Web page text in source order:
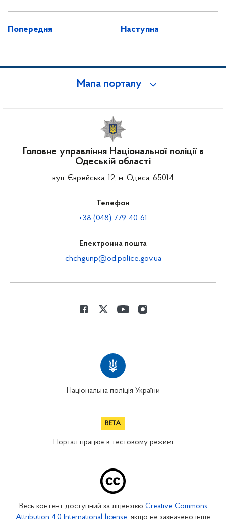
Попередня Наступна
Мапа порталу
Головне управління Національної поліції в
Одеській області
вул. Єврейська, 12, м. Одеса, 65014
Телефон
+38 (048) 779-40-61
Електронна пошта
chchgunp@od.police.gov.ua
Національна поліція України
Портал працює в тестовому режимі
Весь контент доступний за ліцензією Creative Commons
Attribution 4.0 International license, якщо не зазначено інше